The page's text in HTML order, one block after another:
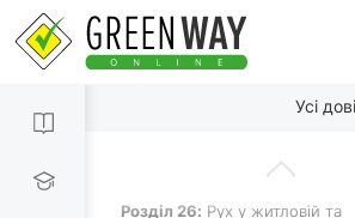
Усі
Роздiл 21: Перевезення
Роздiл 22:Перевезення
експлуатація транспортних
Рух транспортних
Роздiл 26: Рух у житловій та